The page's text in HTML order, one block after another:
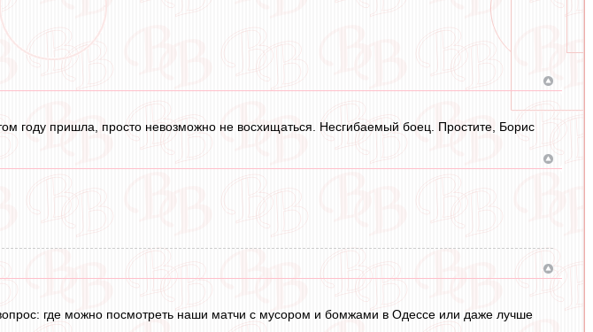
году пришла, просто невозможно не восхищаться. Несгибаемый боец. Простите, Борис
где можно посмотреть наши матчи с мусором и бомжами в Одессе или даже лучше